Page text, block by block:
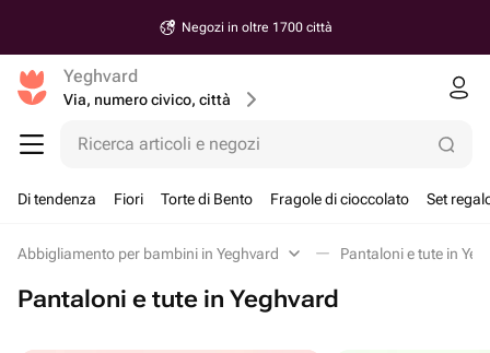
Negozi in oltre 1700 città
Yeghvard
Via, numero civico, città
Ricerca articoli e negozi
Di tendenza Fiori Torte di Bento Fragole di cioccolato Set
Abbigliamento per bambini in Yeghvard Pantaloni e tute in
Pantaloni e tute in Yeghvard